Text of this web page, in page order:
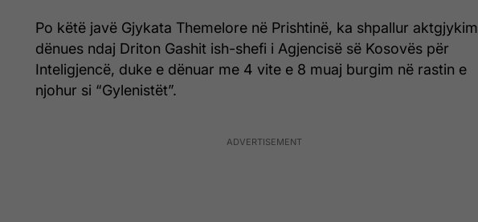
Po këtë javë Gjykata Themelore në Prishtinë, ka shpallur aktgjykim
dënues ndaj Driton Gashit ish-shefi i Agjencisë së Kosovës për
Inteligjencë, duke e dënuar me 4 vite e 8 muaj burgim në rastin e
njohur si “Gylenistët”.